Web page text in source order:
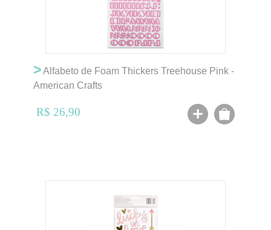
>Alfabeto de Foam Thickers Treehouse Pink -
American Crafts
R$ 26,90